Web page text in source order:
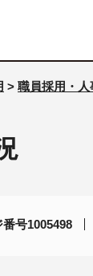
> 職員採用・人
号1005498